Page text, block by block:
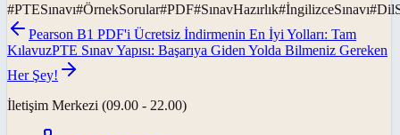
#PTESınavı#ÖrnekSorular#PDF#SınavHazırlık#İngilizceSınavı#
Pearson B1 PDF'i Ücretsiz İndirmenin En İyi Yolları: Tam
KılavuzPTE Sınav Yapısı: Başarıya Giden Yolda Bilmeniz Gereken
Her Şey!
İletişim Merkezi (09.00 - 22.00)